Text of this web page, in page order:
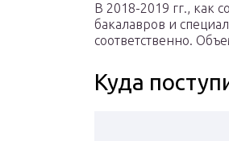
В 2018-2019 гг., как
бакалавров и
соответственно.
Куда